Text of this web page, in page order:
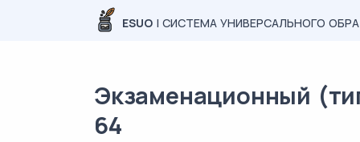
ESUO | СИСТЕМА УНИВЕРСАЛЬНОГО
Экзаменационный
64